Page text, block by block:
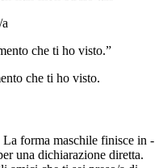
che ti ho visto.”
che ti ho visto.
forma maschile finisce in -
una dichiarazione diretta.